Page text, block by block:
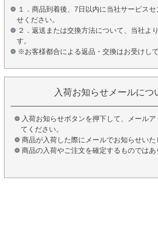
１．商品到着後、7日以内に当社サービス
せください。
２．返送または交換方法について、当社よ
す。
※お客様都合による返品・交換はお受けし
入荷お知らせメールにつ
入荷お知らせボタンを押下して、メールア
てください。
商品が入荷した際にメールでお知らせいた
商品の入荷やご注文を確定するものではあ